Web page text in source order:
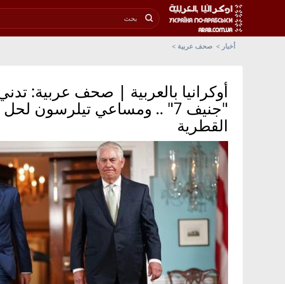
أخبار صحف عربية
أوكرانيا بالعربية | صحف عربية:
"جنيف 7" .. ومساعي تيلرسون
القطرية